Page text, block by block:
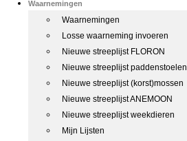
Waarnemingen
Waarnemingen
Losse waarneming invoeren
Nieuwe streeplijst FLORON
Nieuwe streeplijst paddenstoelen
Nieuwe streeplijst (korst)mossen
Nieuwe streeplijst ANEMOON
Nieuwe streeplijst weekdieren
Mijn Lijsten